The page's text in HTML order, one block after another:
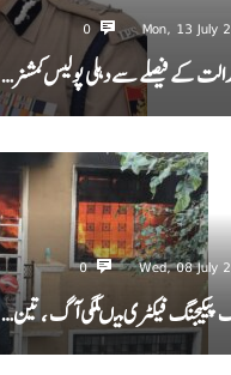
Mon, 13 July
0
کے فیصلے سے دہلی پولیس کمشنر…
Wed, 08 July
0
پیکیجنگ فیکٹری میںلگی آگ ، تین…